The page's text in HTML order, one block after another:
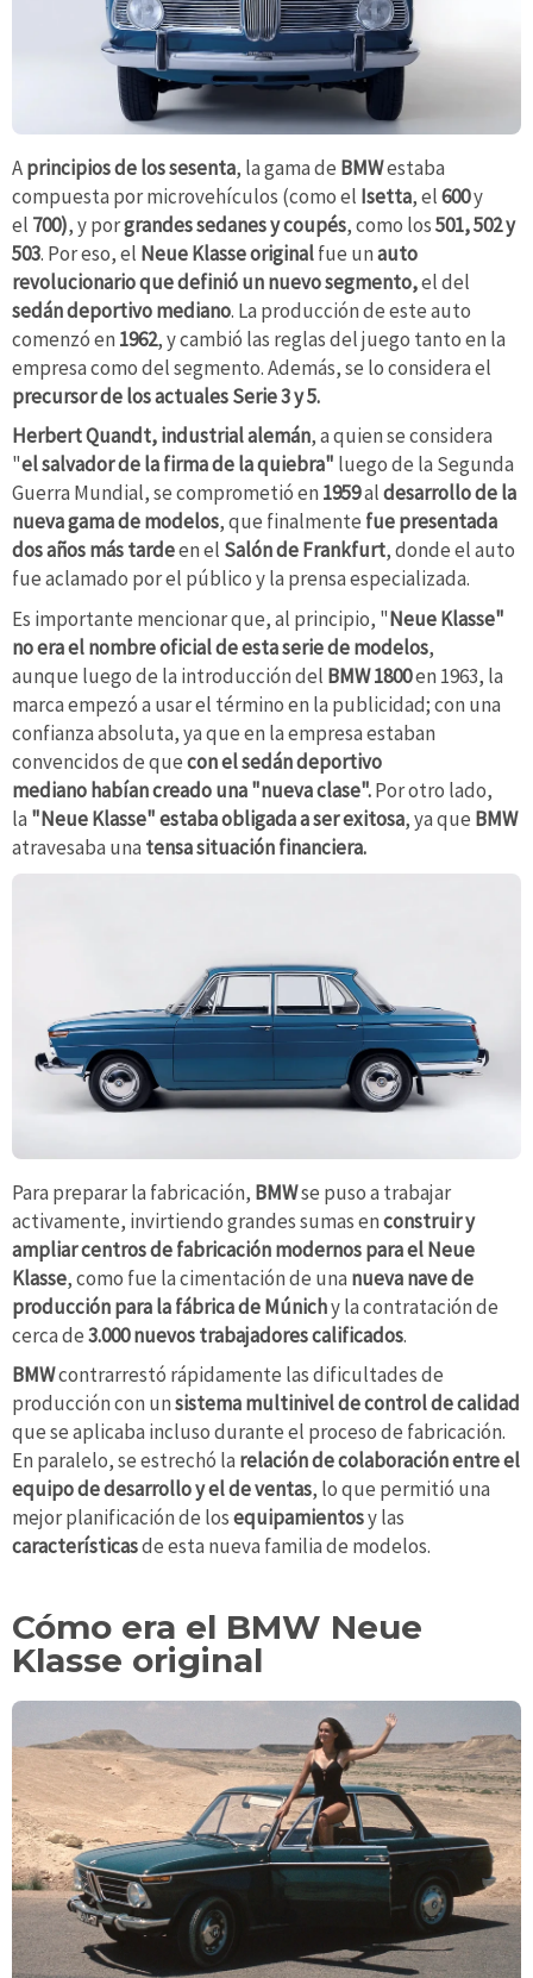
Aprincipios de los sesenta, la gama de BMWestaba
compuesta por microvehículos (como el Isetta, el600y
el 700), y porgrandes sedanes y coupés, como los501, 502 y
503. Por eso, el Neue Klasse originalfue unauto
revolucionario que definió un nuevo segmento,el del
sedán deportivo mediano. La producción de este auto
comenzó en 1962, y cambió las reglas del juego tanto en la
empresa como del segmento. Además, se lo considera el
precursor de los actuales Serie 3 y 5.
Herbert Quandt, industrial alemán, a quien se considera
"el salvador de la firma de la quiebra" luego de la Segunda
Guerra Mundial, se comprometió en 1959aldesarrollo de la
nueva gama de modelos, que finalmente fue presentada
dos años más tardeen el Salón de Frankfurt, donde el auto
fue aclamado por el público y la prensa especializada.
Es importante mencionar que, al principio, "Neue Klasse"
no era el nombre oficial de esta serie de modelos,
aunque luego de la introducción del BMW 1800en 1963, la
marca empezó a usar el término en la publicidad; con una
confianza absoluta, ya que en la empresa estaban
convencidos de quecon el sedán deportivo
mediano habían creado una "nueva clase".Por otro lado,
la "Neue Klasse"estaba obligada a ser exitosa, ya que BMW
atravesaba una tensa situación financiera.
Para preparar la fabricación, BMWse puso a trabajar
activamente, invirtiendo grandes sumas enconstruir y
ampliar centros de fabricación modernos para el Neue
Klasse, como fue la cimentación de una nueva nave de
producción para la fábrica de Múnichy la contratación de
cerca de3.000 nuevos trabajadores calificados.
BMWcontrarrestó rápidamente las dificultades de
producción con unsistema multinivel de control de calidad
que se aplicaba incluso durante el proceso de fabricación.
En paralelo, se estrechó la relación de colaboración entre el
equipo de desarrollo y el de ventas, lo que permitió una
mejor planificación de losequipamientosy las
característicasde esta nueva familia de modelos.
Cómo era el BMW Neue
Klasse original